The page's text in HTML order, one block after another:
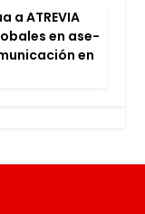
a ATRE­VIA
en ase­
en